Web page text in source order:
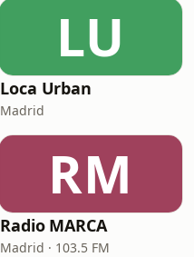
LU
Loca Urban
Madrid
RM
Radio MARCA
Madrid · 103.5 FM